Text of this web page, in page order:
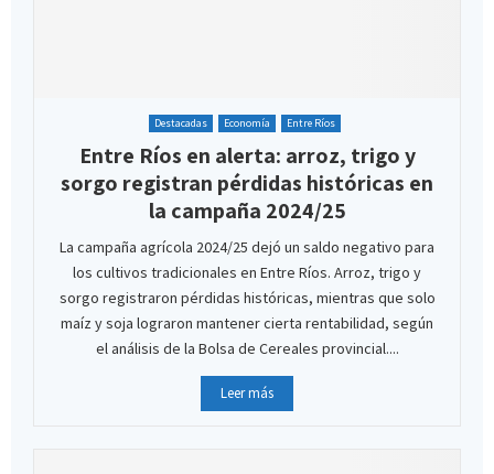
Destacadas Economía Entre Ríos
Entre Ríos en alerta: arroz, trigo y
sorgo registran pérdidas históricas en
la campaña 2024/25
La campaña agrícola 2024/25 dejó un saldo negativo para
los cultivos tradicionales en Entre Ríos. Arroz, trigo y
sorgo registraron pérdidas históricas, mientras que solo
maíz y soja lograron mantener cierta rentabilidad, según
el análisis de la Bolsa de Cereales provincial....
Leer más